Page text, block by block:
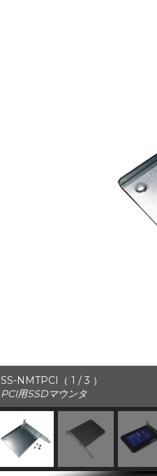
SS-NMTPCI（ 1 / 3 ）
PCI用SSDマウンタ